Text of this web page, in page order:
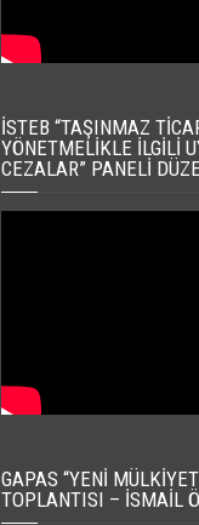
İSTEB “TAŞINMAZ
YÖNETMELIKLE İLGILI
CEZALAR” PANELI
GAPAS “YENI
TOPLANTISI – İSMAIL